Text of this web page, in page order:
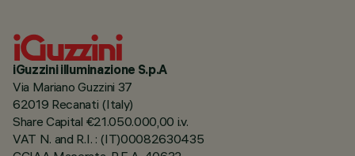
iGuzzini illuminazione S.p.A
Via Mariano Guzzini 37
62019 Recanati (Italy)
Share Capital €21.050.000,00 i.v.
VAT N. and R.I. : (IT)00082630435